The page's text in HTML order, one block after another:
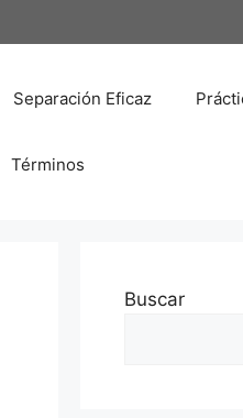
Separación Eficaz
Términos
Buscar